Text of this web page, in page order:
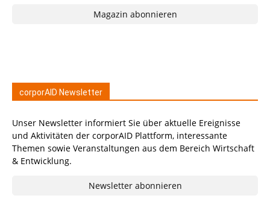
Magazin abonnieren
corporAID Newsletter
Unser Newsletter informiert Sie über aktuelle Ereignisse
und Aktivitäten der corporAID Plattform, interessante
Themen sowie Veranstaltungen aus dem Bereich Wirtschaft
& Entwicklung.
Newsletter abonnieren